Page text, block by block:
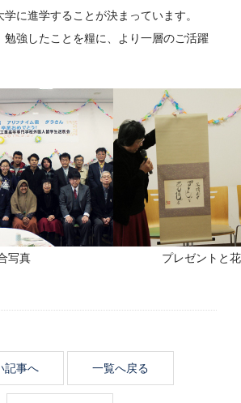
に進学することが決まっています。
勉強したことを糧に、より一層のご活躍
写真 プレゼントと
記事へ 一覧へ戻る